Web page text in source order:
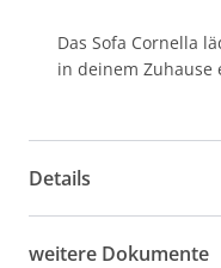
Das Sofa Cornella
in deinem Zuhause
Details
weitere Dokumente